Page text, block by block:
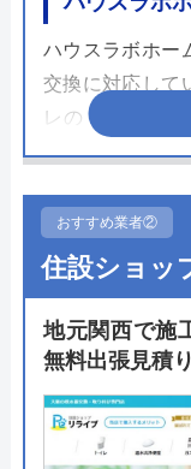
ハウスラボホー
交換に対応して
レのリフォー
呂、蛇口や排水
合が起きて修
ボホームのよう
るのがおすすめ
してくれるでし
フのもとで現
ので安心です
おすすめ業者②
住設ショッ
地元関西で施
無料出張見積